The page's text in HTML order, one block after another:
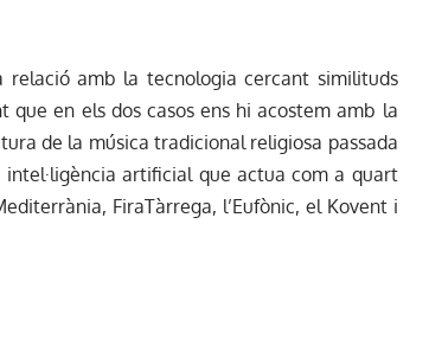
relació amb la tecnologia cercant similituds
en els dos casos ens hi acostem amb la
de la música tradicional religiosa passada
artificial que actua com a quart
FiraTàrrega, l’Eufònic, el Kovent i